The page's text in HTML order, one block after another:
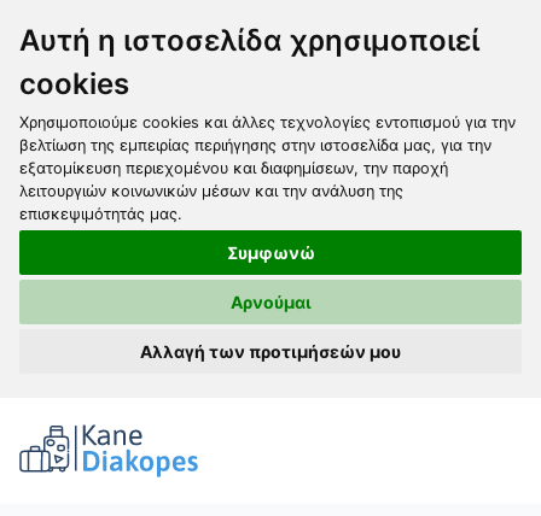
Αυτή η ιστοσελίδα χρησιμοποιεί
cookies
Χρησιμοποιούμε cookies και άλλες τεχνολογίες εντοπισμού για την
βελτίωση της εμπειρίας περιήγησης στην ιστοσελίδα μας, για την
εξατομίκευση περιεχομένου και διαφημίσεων, την παροχή
λειτουργιών κοινωνικών μέσων και την ανάλυση της
επισκεψιμότητάς μας.
Συμφωνώ
Αρνούμαι
Αλλαγή των προτιμήσεών μου